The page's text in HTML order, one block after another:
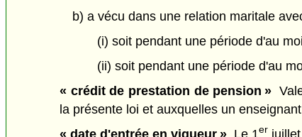
b) a vécu dans une relation maritale
(i) soit pendant une période d'au
(ii) soit pendant une période d'au
« crédit de prestation de pension »
la présente loi et auxquelles un
« date d'entrée en vigueur » Le 1er